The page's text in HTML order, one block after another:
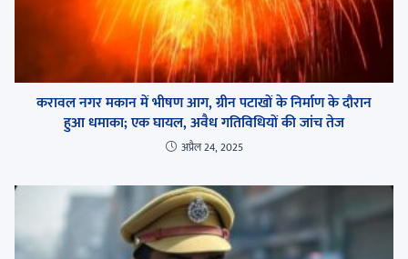
करावल नगर मकान में भीषण आग, ग्रीन पटाखों के निर्माण के दौरान
हुआ धमाका; एक घायल, अवैध गतिविधियों की जांच तेज
अप्रैल 24, 2025